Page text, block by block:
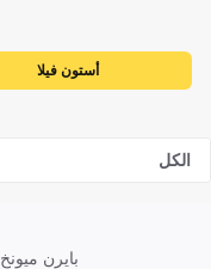
أستون فيلا
الكل
بايرن ميونخ